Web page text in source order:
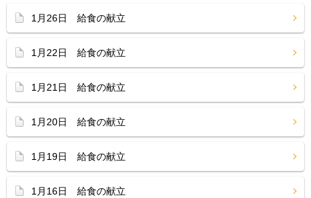
1月26日 給食の献立
1月22日 給食の献立
1月21日 給食の献立
1月20日 給食の献立
1月19日 給食の献立
1月16日 給食の献立